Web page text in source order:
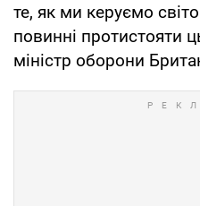
те, як ми керуємо
повинні протистояти
міністр оборони